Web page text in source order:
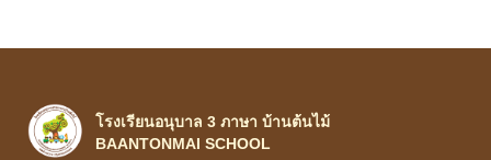
โรงเรียนอนุบาล 3 ภาษา บ้านต้นไม้
BAANTONMAI SCHOOL